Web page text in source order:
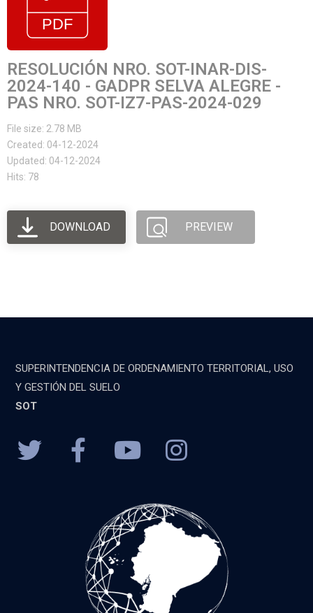
RESOLUCIÓN NRO. SOT-INAR-DIS-
2024-140 - GADPR SELVA ALEGRE -
PAS NRO. SOT-IZ7-PAS-2024-029
File size: 2.78 MB
Created: 04-12-2024
Updated: 04-12-2024
Hits: 78
DOWNLOAD PREVIEW
SUPERINTENDENCIA DE ORDENAMIENTO TERRITORIAL, USO
Y GESTIÓN DEL SUELO
SOT